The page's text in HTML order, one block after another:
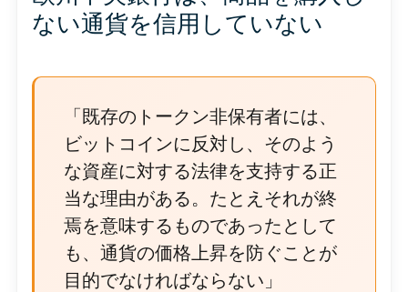
ない通貨を信用していない
「既存のトークン非保有者には、
ビットコインに反対し、そのよう
な資産に対する法律を支持する正
当な理由がある。たとえそれが終
焉を意味するものであったとして
も、通貨の価格上昇を防ぐことが
目的でなければならない」